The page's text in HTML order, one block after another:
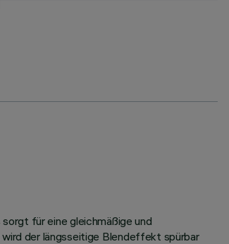
für eine gleichmäßige und
der längsseitige Blendeffekt spürbar